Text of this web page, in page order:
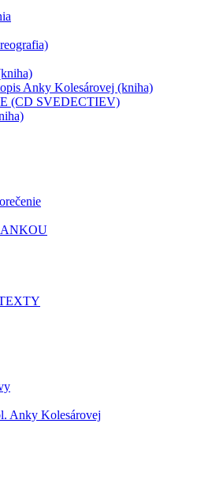
Anky Kolesárovej (kniha)
(CD SVEDECTIEV)
Anky Kolesárovej